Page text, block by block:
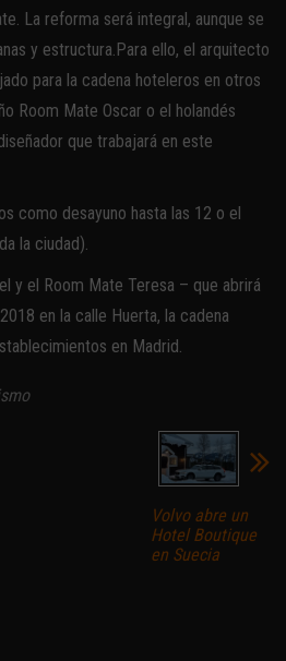
La reforma será integral, aunque se
y estructura.Para ello, el arquitecto
para la cadena hoteleros en otros
Room Mate Oscar o el holandés
que trabajará en este
como desayuno hasta las 12 o el
la ciudad).
y el Room Mate Teresa – que abrirá
en la calle Huerta, la cadena
en Madrid.
Volvo abre un
Hotel Boutique
en Suecia